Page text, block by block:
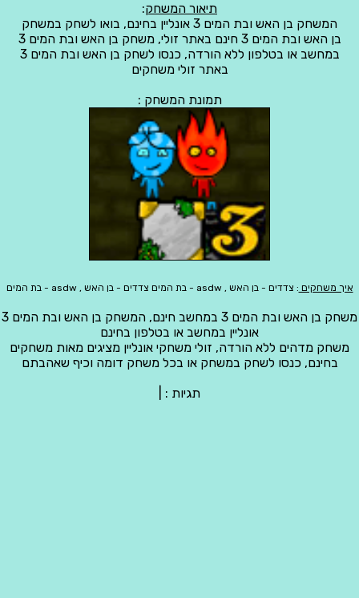
תיאור המשחק:
המשחק בן האש ובת המים 3 אונליין בחינם, בואו לשחק במשחק
בן האש ובת המים 3 חינם באתר זולי, משחק בן האש ובת המים 3
במחשב או בטלפון ללא הורדה, כנסו לשחק בן האש ובת המים 3
באתר זולי משחקים
תמונת המשחק :
איך משחקים : צדדים - בן האש , asdw - בת המים צדדים - בן האש , asdw - בת המים
משחק בן האש ובת המים 3 במחשב חינם, המשחק בן האש ובת המים 3
אונליין במחשב או בטלפון בחינם
משחק מדהים ללא הורדה, זולי משחקי אונליין מציגים מאות משחקים
בחינם, כנסו לשחק במשחק או בכל משחק דומה וכיף שאהבתם
תגיות :